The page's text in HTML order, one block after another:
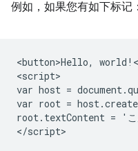
例如，如果您有如下标记：
<button>Hello,
<script>
var host =
var root =
root.textContent = 'こ